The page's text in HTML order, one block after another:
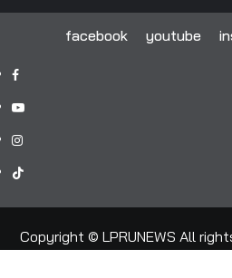
facebook youtube
facebook
youtube
instagram
tiktok
Copyright © LPRUNEWS All